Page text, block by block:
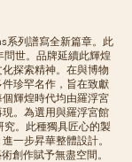
系列譜寫全新篇章。此
世。品牌延續此輝煌
探索精神。在與博物
珍罕名作，旨在致獻
輝煌時代均由羅浮宮
。為選用與羅浮宮館
。此種獨具匠心的製
一步昇華整體設計。
創作賦予無盡空間。